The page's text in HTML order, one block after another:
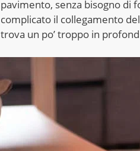
pavimento, senza bisogno di
complicato il collegamento
trova un po’ troppo in